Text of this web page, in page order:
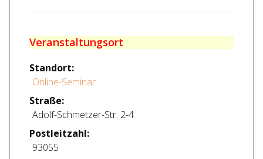
Veranstaltungsort
Standort:
Online-Seminar
Straße:
Adolf-Schmetzer-Str. 2-4
Postleitzahl:
93055